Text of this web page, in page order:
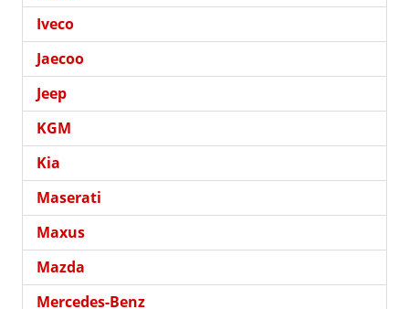
Iveco
Jaecoo
Jeep
KGM
Kia
Maserati
Maxus
Mazda
Mercedes-Benz